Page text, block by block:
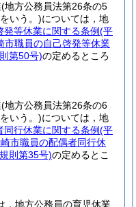
(地方公務員法第26条の5
いう。)については，地
等休業に関する条例(平
市職員の自己啓発等休業
第50号)の定めるところ
(地方公務員法第26条の6
いう。)については，地
行休業に関する条例(平
市職員の配偶者同行休
則第35号)の定めるとこ
，地方公務員の育児休業